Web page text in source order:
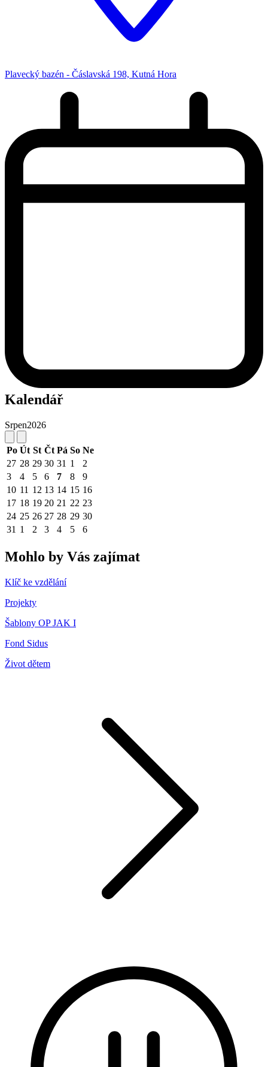
Plavecký bazén - Čáslavská 198, Kutná Hora
Kalendář
Srpen2026
Po Út St Čt Pá So Ne
27 28 29 30 31 1
2
3
4 5 6 7 8
9
10 11 12 13 14 15 16
17 18 19 20 21 22 23
24 25 26 27 28 29 30
31 1 2 3 4 5 6
Mohlo by Vás zajímat
Klíč ke vzdělání
Projekty
Šablony OP JAK I
Fond Sidus
Život dětem